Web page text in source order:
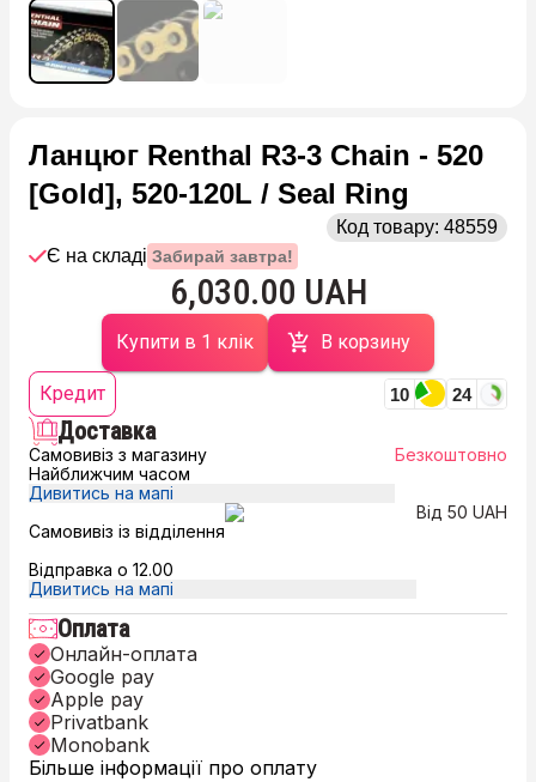
Ланцюг Renthal R3-3 Chain - 520
[Gold], 520-120L / Seal Ring
Код товару: 48559
Є на складі Забирай завтра!
6,030.00 UAH
Купити в 1 клік В корзину
Кредит 10 24
Доставка
Самовивіз з магазину
Найближчим часом
Дивитись на мапі
Безкоштовно
Самовивіз із відділення
Відправка о 12.00
Дивитись на мапі
Від 50 UAH
Оплата
Онлайн-оплата
Google pay
Apple pay
Privatbank
Monobank
Більше інформації про оплату